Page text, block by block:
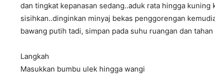
dan tingkat kepanasan sedang..aduk rata hingga kuning
sisihkan..dinginkan minyaj bekas penggorengan
bawang putih tadi, simpan pada suhu ruangan dan
Langkah
Masukkan bumbu ulek hingga wangi